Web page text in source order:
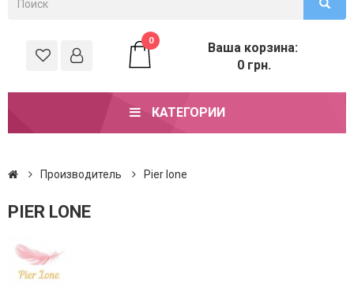
0
Ваша корзина:
0 грн.
КАТЕГОРИИ
Производитель Pier lone
PIER LONE